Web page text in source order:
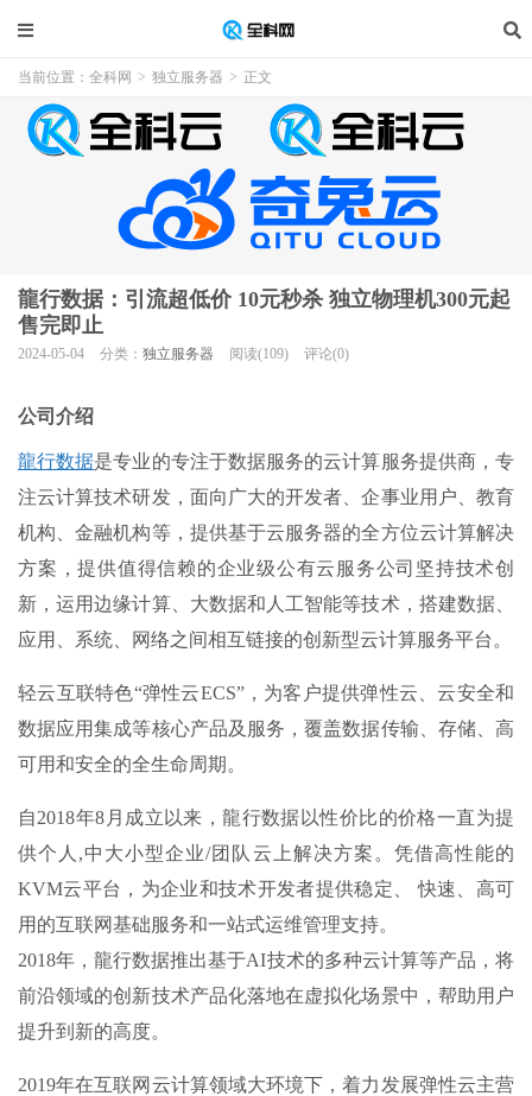
当前位置： 全科网 > 独立服务器 > 正文
龍行数据：引流超低价 10元秒杀 独立物理机300元起
售完即止
2024-05-04 分类： 独立服务器 阅读(109) 评论(0)
公司介绍
龍行数据是专业的专注于数据服务的云计算服务提供商，专
注云计算技术研发，面向广大的开发者、企事业用户、教育
机构、金融机构等，提供基于云服务器的全方位云计算解决
方案，提供值得信赖的企业级公有云服务公司坚持技术创
新，运用边缘计算、大数据和人工智能等技术，搭建数据、
应用、系统、网络之间相互链接的创新型云计算服务平台。
轻云互联特色“弹性云ECS”，为客户提供弹性云、云安全和
数据应用集成等核心产品及服务，覆盖数据传输、存储、高
可用和安全的全生命周期。
自2018年8月成立以来，龍行数据以性价比的价格一直为提
供个人,中大小型企业/团队云上解决方案。凭借高性能的
KVM云平台，为企业和技术开发者提供稳定、 快速、高可
用的互联网基础服务和一站式运维管理支持。
2018年，龍行数据推出基于AI技术的多种云计算等产品，将
前沿领域的创新技术产品化落地在虚拟化场景中，帮助用户
提升到新的高度。
2019年在互联网云计算领域大环境下，着力发展弹性云主营